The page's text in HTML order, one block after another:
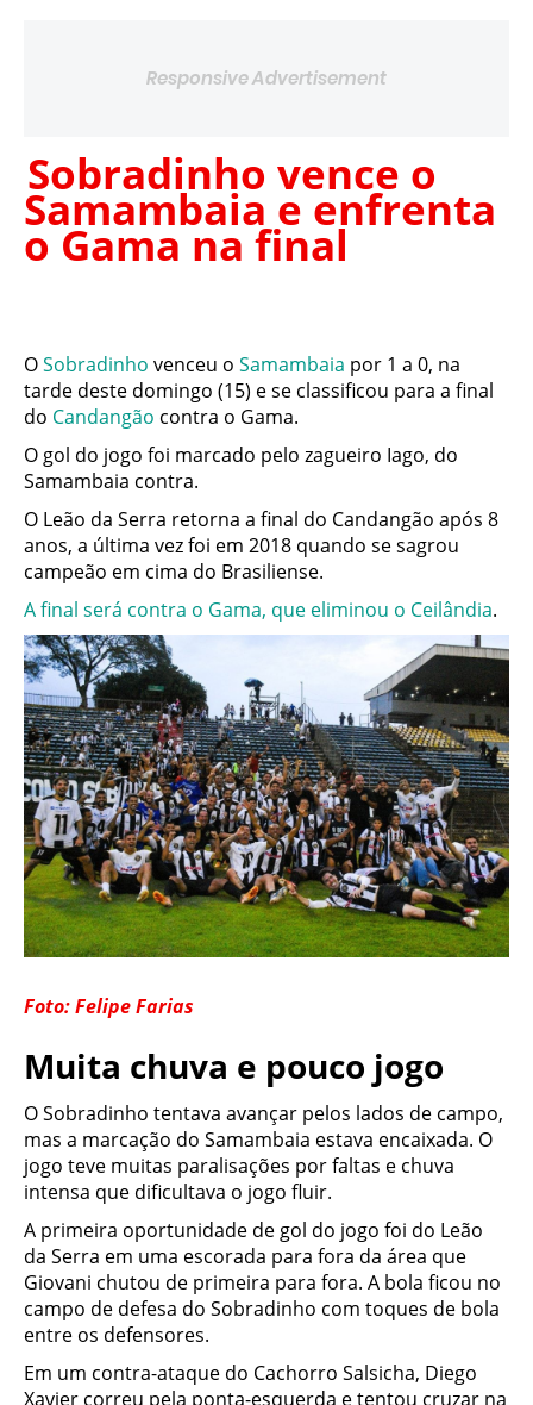
Responsive Advertisement
Sobradinho vence o
Samambaia e enfrenta
o Gama na final
OSobradinho venceu o Samambaia por 1 a 0, na
tarde deste domingo (15) e se classificou para a final
do Candangão contra o Gama.
O gol do jogo foi marcado pelo zagueiro Iago, do
Samambaia contra.
O Leão da Serra retorna a final do Candangão após 8
anos, a última vez foi em 2018 quando se sagrou
campeão em cima do Brasiliense.
A final será contra o Gama, que eliminou o Ceilândia.
Foto: Felipe Farias
Muita chuva e pouco jogo
O Sobradinho tentava avançar pelos lados de campo,
mas a marcação do Samambaia estava encaixada. O
jogo teve muitas paralisações por faltas e chuva
intensa que dificultava o jogo fluir.
A primeira oportunidade de gol do jogo foi do Leão
da Serra em uma escorada para fora da área que
Giovani chutou de primeira para fora. A bola ficou no
campo de defesa do Sobradinho com toques de bola
entre os defensores.
Em um contra-ataque do Cachorro Salsicha, Diego
Xavier correu pela ponta-esquerda e tentou cruzar na